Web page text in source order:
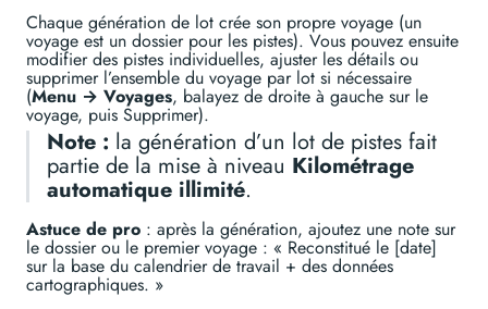
Chaque génération de lot crée son propre voyage (un
voyage est un dossier pour les pistes). Vous pouvez ensuite
modifier des pistes individuelles, ajuster les détails ou
supprimer l’ensemble du voyage par lot si nécessaire
(Menu → Voyages, balayez de droite à gauche sur le
voyage, puis Supprimer).
Note : la génération d’un lot de pistes fait
partie de la mise à niveau Kilométrage
automatique illimité.
Astuce de pro : après la génération, ajoutez une note sur
le dossier ou le premier voyage : « Reconstitué le [date]
sur la base du calendrier de travail + des données
cartographiques. »